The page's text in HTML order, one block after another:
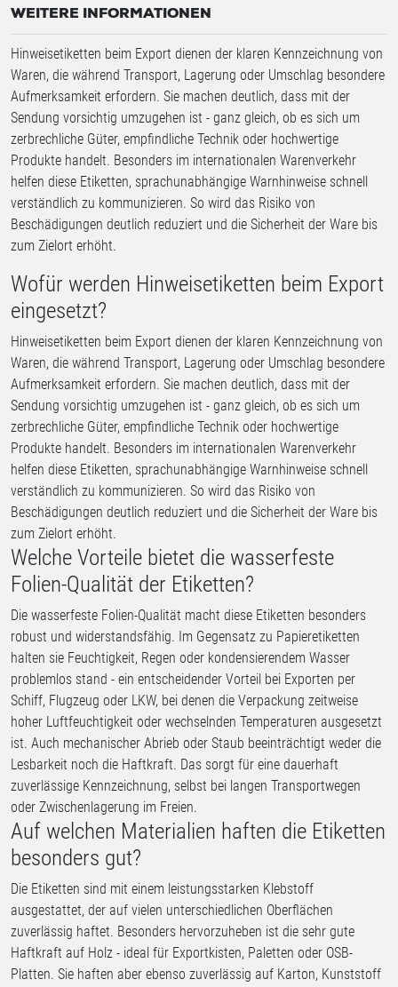
WEITERE INFORMATIONEN
Hinweisetiketten beim Export dienen der klaren Kennzeichnung von
Waren, die während Transport, Lagerung oder Umschlag besondere
Aufmerksamkeit erfordern. Sie machen deutlich, dass mit der
Sendung vorsichtig umzugehen ist - ganz gleich, ob es sich um
zerbrechliche Güter, empfindliche Technik oder hochwertige
Produkte handelt. Besonders im internationalen Warenverkehr
helfen diese Etiketten, sprachunabhängige Warnhinweise schnell
verständlich zu kommunizieren. So wird das Risiko von
Beschädigungen deutlich reduziert und die Sicherheit der Ware bis
zum Zielort erhöht.
Wofür werden Hinweisetiketten beim Export
eingesetzt?
Hinweisetiketten beim Export dienen der klaren Kennzeichnung von
Waren, die während Transport, Lagerung oder Umschlag besondere
Aufmerksamkeit erfordern. Sie machen deutlich, dass mit der
Sendung vorsichtig umzugehen ist - ganz gleich, ob es sich um
zerbrechliche Güter, empfindliche Technik oder hochwertige
Produkte handelt. Besonders im internationalen Warenverkehr
helfen diese Etiketten, sprachunabhängige Warnhinweise schnell
verständlich zu kommunizieren. So wird das Risiko von
Beschädigungen deutlich reduziert und die Sicherheit der Ware bis
zum Zielort erhöht.
Welche Vorteile bietet die wasserfeste
Folien-Qualität der Etiketten?
Die wasserfeste Folien-Qualität macht diese Etiketten besonders
robust und widerstandsfähig. Im Gegensatz zu Papieretiketten
halten sie Feuchtigkeit, Regen oder kondensierendem Wasser
problemlos stand - ein entscheidender Vorteil bei Exporten per
Schiff, Flugzeug oder LKW, bei denen die Verpackung zeitweise
hoher Luftfeuchtigkeit oder wechselnden Temperaturen ausgesetzt
ist. Auch mechanischer Abrieb oder Staub beeinträchtigt weder die
Lesbarkeit noch die Haftkraft. Das sorgt für eine dauerhaft
zuverlässige Kennzeichnung, selbst bei langen Transportwegen
oder Zwischenlagerung im Freien.
Auf welchen Materialien haften die Etiketten
besonders gut?
Die Etiketten sind mit einem leistungsstarken Klebstoff
ausgestattet, der auf vielen unterschiedlichen Oberflächen
zuverlässig haftet. Besonders hervorzuheben ist die sehr gute
Haftkraft auf Holz - ideal für Exportkisten, Paletten oder OSB-
Platten. Sie haften aber ebenso zuverlässig auf Karton, Kunststoff